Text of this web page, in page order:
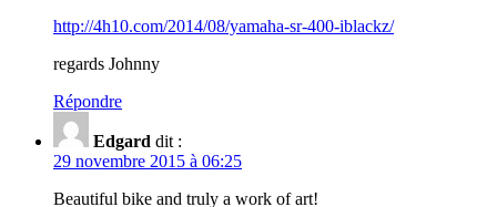
http://4h10.com/2014/08/yamaha-sr-400-iblackz/
regards Johnny
Répondre
Edgard dit :
29 novembre 2015 à 06:25
Beautiful bike and truly a work of art!